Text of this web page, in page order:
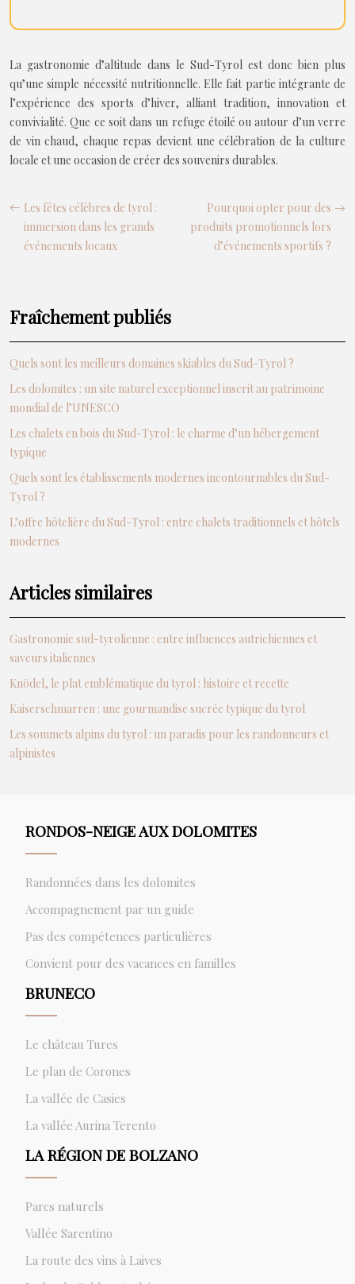
La gastronomie d’altitude dans le Sud-Tyrol est donc bien plus
qu’une simple nécessité nutritionnelle. Elle fait partie intégrante de
l’expérience des sports d’hiver, alliant tradition, innovation et
convivialité. Que ce soit dans un refuge étoilé ou autour d’un verre
de vin chaud, chaque repas devient une célébration de la culture
locale et une occasion de créer des souvenirs durables.
Les fêtes célèbres de tyrol :
immersion dans les grands
événements locaux
Pourquoi opter pour des
produits promotionnels lors
d’événements sportifs ?
Fraîchement publiés
Quels sont les meilleurs domaines skiables du Sud-Tyrol ?
Les dolomites : un site naturel exceptionnel inscrit au patrimoine
mondial de l’UNESCO
Les chalets en bois du Sud-Tyrol : le charme d’un hébergement
typique
Quels sont les établissements modernes incontournables du Sud-
Tyrol ?
L’offre hôtelière du Sud-Tyrol : entre chalets traditionnels et hôtels
modernes
Articles similaires
Gastronomie sud-tyrolienne : entre influences autrichiennes et
saveurs italiennes
Knödel, le plat emblématique du tyrol : histoire et recette
Kaiserschmarren : une gourmandise sucrée typique du tyrol
Les sommets alpins du tyrol : un paradis pour les randonneurs et
alpinistes
RONDOS-NEIGE AUX DOLOMITES
Randonnées dans les dolomites
Accompagnement par un guide
Pas des compétences particulières
Convient pour des vacances en familles
BRUNECO
Le château Tures
Le plan de Corones
La vallée de Casies
La vallée Aurina Terento
LA RÉGION DE BOLZANO
Parcs naturels
Vallée Sarentino
La route des vins à Laives